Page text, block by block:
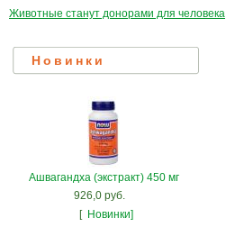
Животные станут донорами для человека
Новинки
Ашвагандха (экстракт) 450 мг
926,0 руб.
[ Новинки]